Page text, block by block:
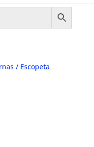
/ Escopeta